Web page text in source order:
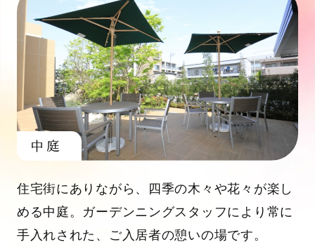
中庭
住宅街にありながら、四季の木々や花々が楽し
める中庭。ガーデンニングスタッフにより常に
手入れされた、ご入居者の憩いの場です。